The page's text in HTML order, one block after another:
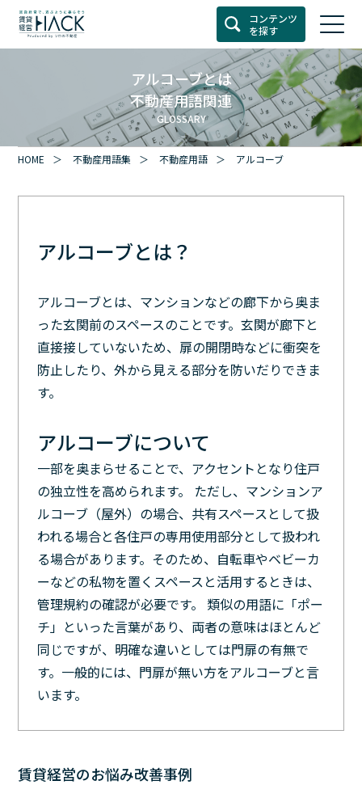
コンテンツ
を探す
アルコーブとは
不動産用語関連
GLOSSARY
HOME 不動産用語集 不動産用語 アルコーブ
アルコーブとは？
アルコーブとは、マンションなどの廊下から奥ま
った玄関前のスペースのことです。玄関が廊下と
直接接していないため、扉の開閉時などに衝突を
防止したり、外から見える部分を防いだりできま
す。
アルコーブについて
一部を奥まらせることで、アクセントとなり住戸
の独立性を高められます。 ただし、マンションア
ルコーブ（屋外）の場合、共有スペースとして扱
われる場合と各住戸の専用使用部分として扱われ
る場合があります。そのため、自転車やベビーカ
ーなどの私物を置くスペースと活用するときは、
管理規約の確認が必要です。 類似の用語に「ポー
チ」といった言葉があり、両者の意味はほとんど
同じですが、明確な違いとしては門扉の有無で
す。一般的には、門扉が無い方をアルコーブと言
います。
賃貸経営のお悩み改善事例